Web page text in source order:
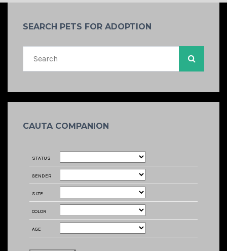
SEARCH PETS FOR ADOPTION
CAUTA COMPANION
STATUS
GENDER
SIZE
COLOR
AGE